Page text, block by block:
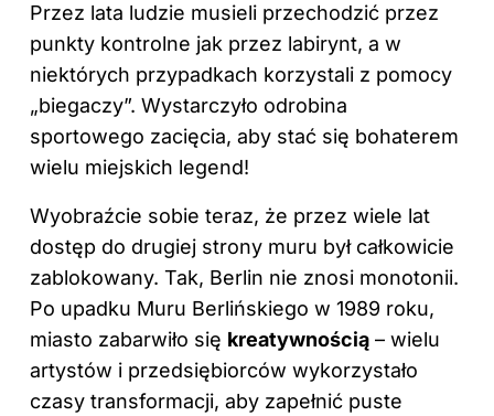
Przez lata ludzie musieli przechodzić przez
punkty kontrolne jak przez labirynt, a w
niektórych przypadkach korzystali z pomocy
„biegaczy”. Wystarczyło odrobina
sportowego zacięcia, aby stać się bohaterem
wielu miejskich legend!
Wyobraźcie sobie teraz, że przez wiele lat
dostęp do drugiej strony muru był całkowicie
zablokowany. Tak, Berlin nie znosi monotonii.
Po upadku Muru Berlińskiego w 1989 roku,
miasto zabarwiło się kreatywnością – wielu
artystów i przedsiębiorców wykorzystało
czasy transformacji, aby zapełnić puste